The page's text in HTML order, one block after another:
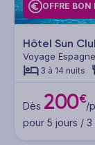
OFFRE BON
Hôtel Sun
Voyage
3 à 14 nuits
Dès 200€/
pour 5 jours / 3